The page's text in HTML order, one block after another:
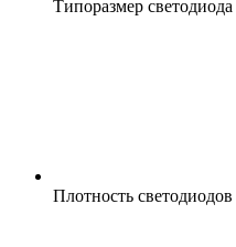
Типоразмер светодиода
Плотность светодиодов